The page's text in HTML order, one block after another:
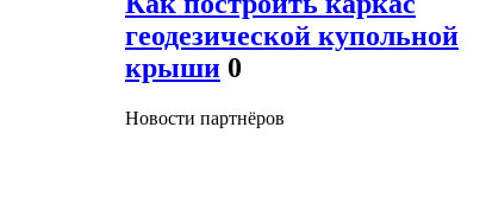
геодезической купольной
крыши 0
Новости партнёров